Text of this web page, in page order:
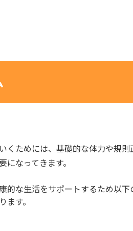
くためには、基礎的な体力や規
になってきます。
的な生活をサポートするため以下
ます。